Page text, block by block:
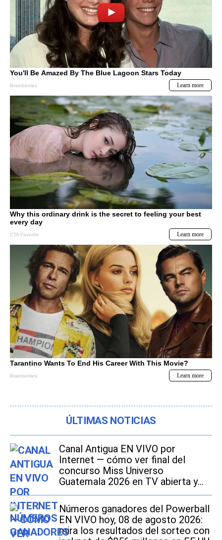
ÚLTIMAS NOTICIAS
Canal Antigua EN VIVO por
Internet — cómo ver final del
concurso Miss Universo
Guatemala 2026 en TV abierta y
Online
Números ganadores del Powerball
EN VIVO hoy, 08 de agosto 2026:
mira los resultados del sorteo con